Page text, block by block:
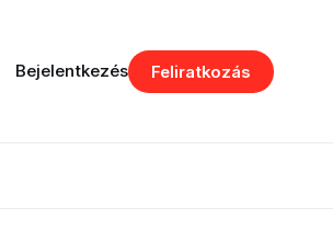
Bejelentkezés Feliratkozás